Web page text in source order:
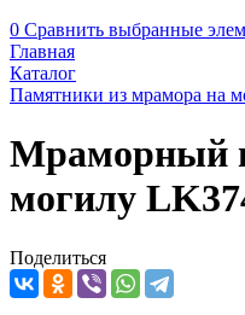
0 Сравнить выбранные
Главная
Каталог
Памятники из мрамора на
Мраморный
могилу
Поделиться